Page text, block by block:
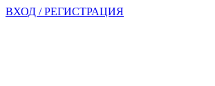
ВХОД / РЕГИСТРАЦИЯ